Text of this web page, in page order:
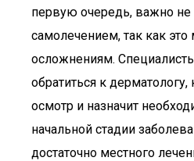
первую очередь, важно не
самолечением, так как
осложнениям.
обратиться к
осмотр и назначит
начальной стадии
достаточно местного